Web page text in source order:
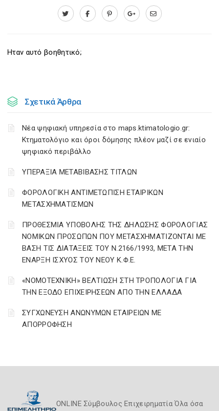
Ηταν αυτό βοηθητικό;
Σχετικά Άρθρα
Νέα ψηφιακή υπηρεσία στο maps.ktimatologio.gr:
Κτηματολόγιο και όροι δόμησης πλέον μαζί σε ενιαίο
ψηφιακό περιβάλλο
ΥΠΕΡΑΞΙΑ ΜΕΤΑΒΙΒΑΣΗΣ ΤΙΤΛΩΝ
ΦΟΡΟΛΟΓΙΚΗ ΑΝΤΙΜΕΤΩΠΙΣΗ ΕΤΑΙΡΙΚΩΝ
ΜΕΤΑΣΧΗΜΑΤΙΣΜΩΝ
ΠΡΟΘΕΣΜΙΑ ΥΠΟΒΟΛΗΣ ΤΗΣ ΔΗΛΩΣΗΣ ΦΟΡΟΛΟΓΙΑΣ
ΝΟΜΙΚΩΝ ΠΡΟΣΩΠΩΝ ΠΟΥ ΜΕΤΑΣΧΗΜΑΤΙΖΟΝΤΑΙ ΜΕ
ΒΑΣΗ ΤΙΣ ΔΙΑΤΑΞΕΙΣ ΤΟΥ Ν.2166/1993, ΜΕΤΑ ΤΗΝ
ΕΝΑΡΞΗ ΙΣΧΥΟΣ ΤΟΥ ΝΕΟΥ Κ.Φ.Ε.
«ΝΟΜΟΤΕΧΝΙΚΗ» ΒΕΛΤΙΩΣΗ ΣΤΗ ΤΡΟΠΟΛΟΓΙΑ ΓΙΑ
ΤΗΝ ΕΞΟΔΟ ΕΠΙΧΕΙΡΗΣΕΩΝ ΑΠΟ ΤΗΝ ΕΛΛΑΔΑ
ΣΥΓΧΩΝΕΥΣΗ ΑΝΩΝΥΜΩΝ ΕΤΑΙΡΕΙΩΝ ΜΕ
ΑΠΟΡΡΟΦΗΣΗ
ONLINE Σύμβουλος Επιχειρηματία Όλα όσα